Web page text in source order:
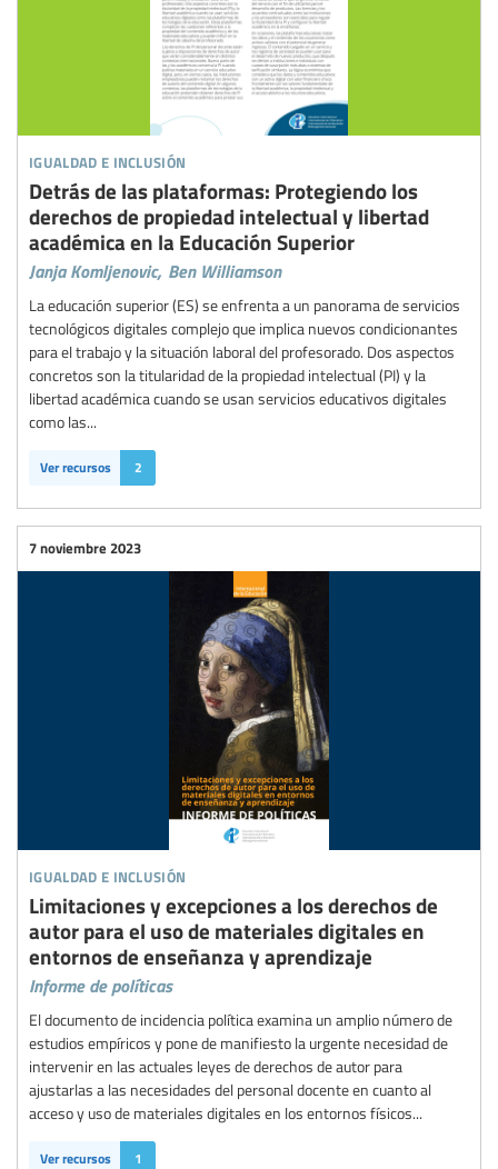
igualdad e inclusión
Detrás de las plataformas: Protegiendo los
derechos de propiedad intelectual y libertad
académica en la Educación Superior
Janja Komljenovic, Ben Williamson
La educación superior (ES) se enfrenta a un panorama de servicios
tecnológicos digitales complejo que implica nuevos condicionantes
para el trabajo y la situación laboral del profesorado. Dos aspectos
concretos son la titularidad de la propiedad intelectual (PI) y la
libertad académica cuando se usan servicios educativos digitales
como las...
Ver recursos 2
igualdad e inclusión
Limitaciones y excepciones a los derechos de
autor para el uso de materiales digitales en
entornos de enseñanza y aprendizaje
Informe de políticas
7 noviembre 2023
El documento de incidencia política examina un amplio número de
estudios empíricos y pone de manifiesto la urgente necesidad de
intervenir en las actuales leyes de derechos de autor para
ajustarlas a las necesidades del personal docente en cuanto al
acceso y uso de materiales digitales en los entornos físicos...
Ver recursos 1